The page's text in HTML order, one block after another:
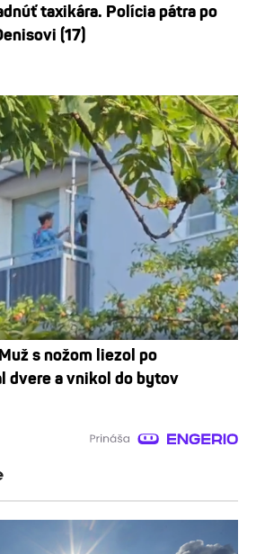
taxikára. Polícia pátra po
(17)
s nožom liezol po
dvere a vnikol do bytov